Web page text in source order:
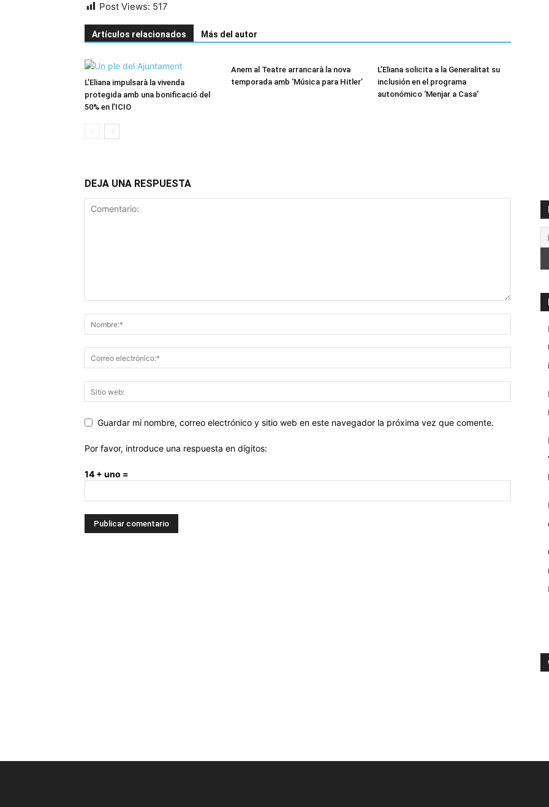
Post Views: 517
Artículos relacionados Más del autor
L’Eliana impulsarà la vivenda
protegida amb una bonificació del
50% en l’ICIO
Anem al Teatre arrancarà la nova
temporada amb ‘Música para Hitler’
L’Eliana solicita a la Generalitat su
inclusión en el programa
autonómico ‘Menjar a Casa’
DEJA UNA RESPUESTA
Guardar mi nombre, correo electrónico y sitio web en este navegador la próxima vez que comente.
Por favor, introduce una respuesta en dígitos:
14 + uno =